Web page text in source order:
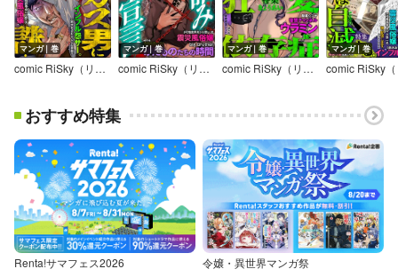
マンガ｜巻
comic RiSky（リスキー） Vol.59 ゴミカス男に天誅！
マンガ｜巻
comic RiSky（リスキー） Vol.58 人生詰み宣言
マンガ｜巻
comic RiSky（リスキー） Vol.56 狂愛依存症
マンガ｜巻
おすすめ特集
Renta!サマフェス2026 令嬢・異世界マンガ祭